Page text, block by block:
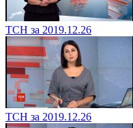
ТСН за 2019.12.26
ТСН за 2019.12.26